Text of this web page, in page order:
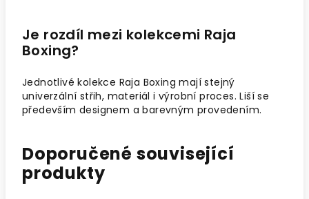
Je rozdíl mezi kolekcemi Raja
Boxing?
Jednotlivé kolekce Raja Boxing mají stejný
univerzální střih, materiál i výrobní proces. Liší se
především designem a barevným provedením.
Doporučené související
produkty